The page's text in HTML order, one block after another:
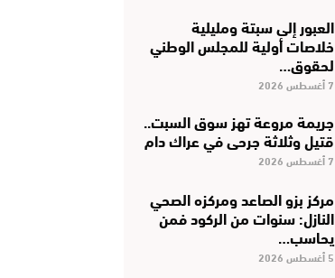
العبور إلى سبتة ومليلية
خلاصات أولية للمجلس الوطني
لحقوق…
7 أغسطس 2026
جريمة مروعة تهز سوق السبت..
قتيل وثلاثة جرحى في عراك دام
7 أغسطس 2026
مركز بزو الصاعد ومركزه الصحي
النازل: سنوات من الركود فمن
يحاسب…
5 أغسطس 2026